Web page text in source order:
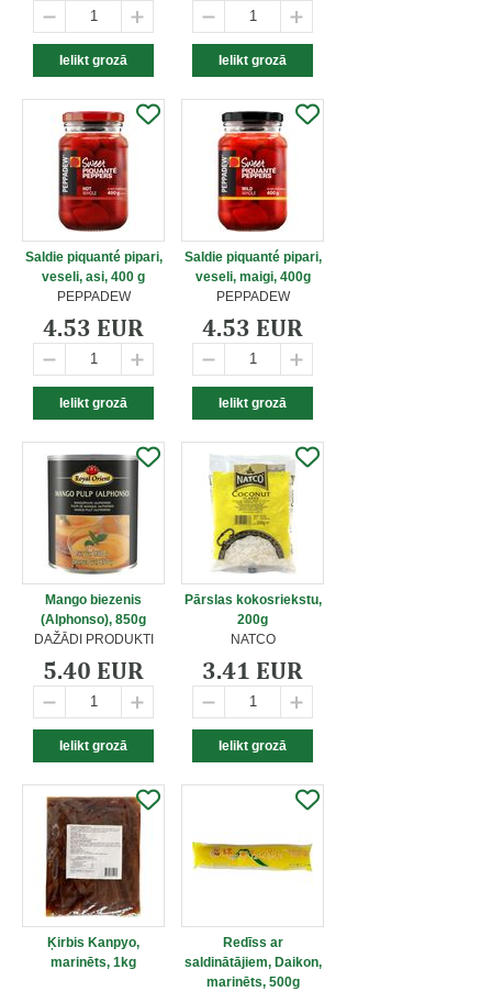
Saldie piquanté pipari,
veseli, asi, 400 g
PEPPADEW
4.53 EUR
Saldie piquanté pipari,
veseli, maigi, 400g
PEPPADEW
4.53 EUR
Mango biezenis
(Alphonso), 850g
DAŽĀDI PRODUKTI
5.40 EUR
Pārslas kokosriekstu,
200g
NATCO
3.41 EUR
Ķirbis Kanpyo,
marinēts, 1kg
Redīss ar
saldinātājiem, Daikon,
marinēts, 500g